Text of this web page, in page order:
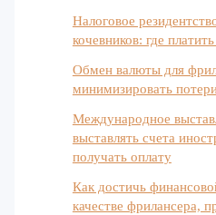
Налоговое
кочевников: где
Обмен валюты для
минимизировать
Международное
выставлять счета
получать оплату
Как достичь
качестве фрилансера,